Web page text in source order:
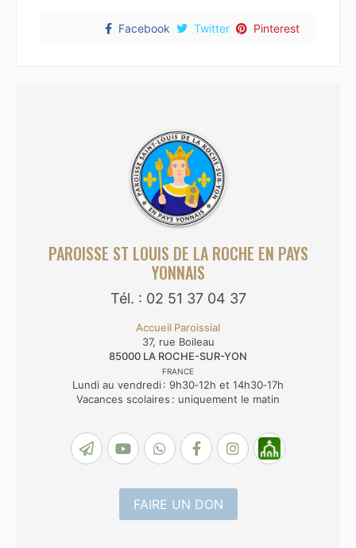
PAROISSE ST LOUIS DE LA ROCHE EN PAYS
YONNAIS
Tél. : 02 51 37 04 37
Accueil Paroissial
37, rue Boileau
85000 LA ROCHE-SUR-YON
FRANCE
Lundi au vendredi : 9h30‑12h et 14h30‑17h
Vacances scolaires : uniquement le matin
FAIRE UN DON
Facebook Twitter Pinterest